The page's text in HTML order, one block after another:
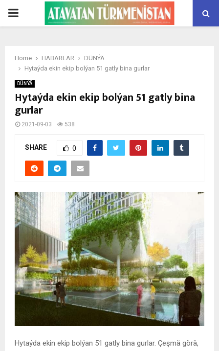
PRIMARY
Home HABARLAR
DÜNÝÄ
Hytaýda ekin ekip bolýan 51 gatly bina gurlar
DÜNÝÄ
Hytaýda ekin ekip bolýan 51 gatly bina
gurlar
2021-09-03 538
SHARE 0
Hytaýda ekin ekip bolýan 51 gatly bina gurlar. Çeşmä görä,